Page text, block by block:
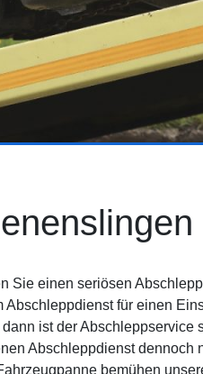
Sie einen seriösen
Abschleppdienst für einen
dann ist der
Abschleppdienst dennoch
bemühen